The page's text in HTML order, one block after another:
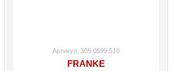
Артикул: 305.0599.510
FRANKE